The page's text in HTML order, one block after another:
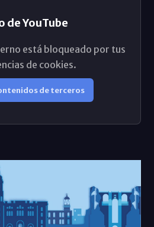
de YouTube
está bloqueado por tus
de cookies.
de terceros